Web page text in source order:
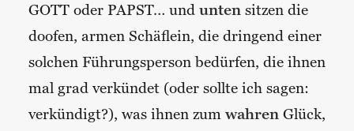
GOTT oder PAPST… und unten sitzen die
doofen, armen Schäflein, die dringend einer
solchen Führungsperson bedürfen, die ihnen
mal grad verkündet (oder sollte ich sagen:
verkündigt?), was ihnen zum wahren Glück,